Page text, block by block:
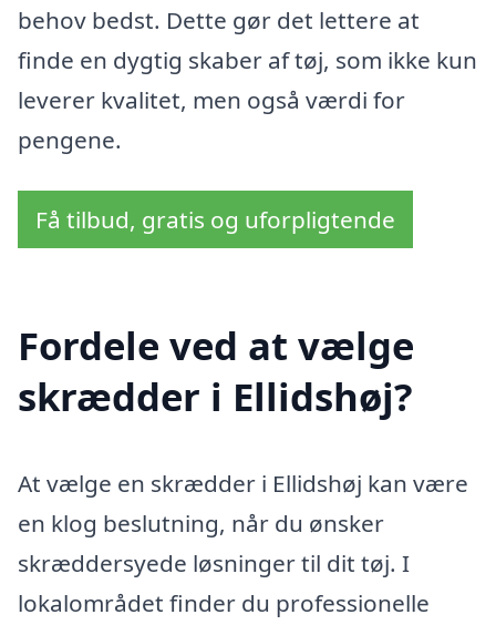
behov bedst. Dette gør det lettere at
finde en dygtig skaber af tøj, som ikke kun
leverer kvalitet, men også værdi for
pengene.
Få tilbud, gratis og uforpligtende
Fordele ved at vælge
skrædder i Ellidshøj?
At vælge en skrædder i Ellidshøj kan være
en klog beslutning, når du ønsker
skræddersyede løsninger til dit tøj. I
lokalområdet finder du professionelle